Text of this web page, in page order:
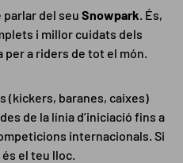
parlar del seu Snowpark. És,
i millor cuidats dels
per a riders de tot el món.
(kickers, baranes, caixes)
de la línia d’iniciació fins a
internacionals. Si
el teu lloc.